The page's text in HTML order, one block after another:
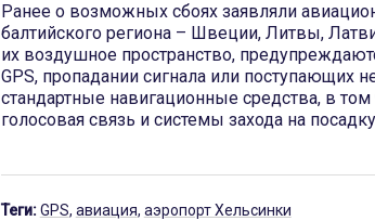
Ранее о возможных сбоях заявляли
балтийского региона – Швеции, Литвы,
их воздушное пространство,
GPS, пропадании сигнала или поступающих
стандартные навигационные средства, в
голосовая связь и системы захода на
Теги:GPS, авиация, аэропорт Хельсинки